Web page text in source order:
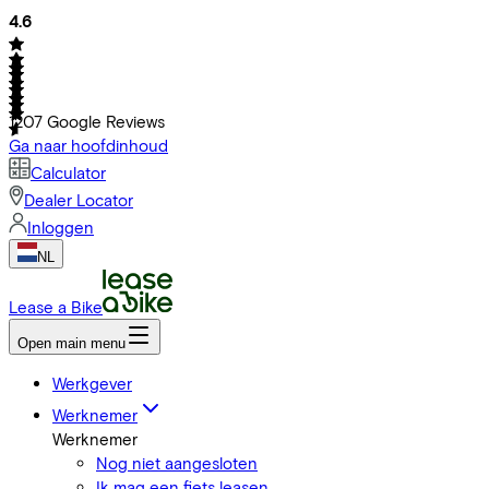
4.6
1207 Google Reviews
Ga naar hoofdinhoud
Calculator
Dealer Locator
Inloggen
NL
Lease a Bike
Open main menu
Werkgever
Werknemer
Werknemer
Nog niet aangesloten